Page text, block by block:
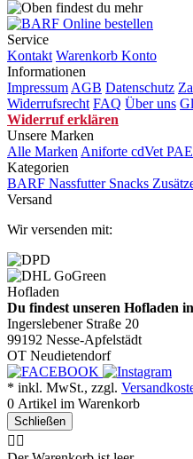
Service
Kontakt Warenkorb Konto
Informationen
Impressum AGB Datenschutz
Widerrufsrecht FAQ Über uns
Widerruf erklären
Unsere Marken
Alle Marken Aniforte cdVet
Kategorien
BARF Nassfutter Snacks
Versand
Wir versenden mit:
Hofladen
Du findest unseren Hofladen
Ingerslebener Straße 20
99192 Nesse-Apfelstädt
OT Neudietendorf
* inkl. MwSt., zzgl.
0 Artikel im Warenkorb
Schließen
🤷‍♂️